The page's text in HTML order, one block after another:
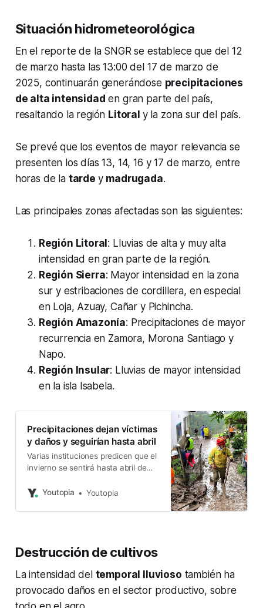
Situación hidrometeorológica
En el reporte de la SNGR se establece que del 12
de marzo hasta las 13:00 del 17 de marzo de
2025, continuarán generándose precipitaciones
de alta intensidad en gran parte del país,
resaltando la región Litoral y la zona sur del país.
Se prevé que los eventos de mayor relevancia se
presenten los días 13, 14, 16 y 17 de marzo, entre
horas de la tarde y madrugada.
Las principales zonas afectadas son las siguientes:
Región Litoral : Lluvias de alta y muy alta
intensidad en gran parte de la región.
Región Sierra: Mayor intensidad en la zona
sur y estribaciones de cordillera, en especial
en Loja, Azuay, Cañar y Pichincha.
Región Amazonía: Precipitaciones de mayor
recurrencia en Zamora, Morona Santiago y
Napo.
Región Insular: Lluvias de mayor intensidad
en la isla Isabela.
Precipitaciones dejan víctimas
y daños y seguirían hasta abril
Varias instituciones predicen que el
invierno se sentirá hasta abril de
al país en 2024.
Youtopia Youtopia
Destrucción de cultivos
La intensidad del temporal lluvioso también ha
provocado daños en el sector productivo, sobre